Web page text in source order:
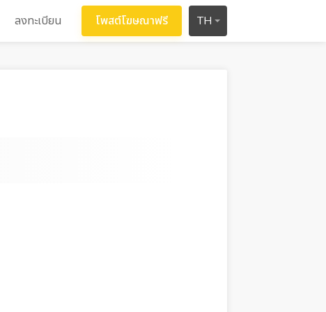
ลงทะเบียน โพสต์โฆษณาฟรี TH